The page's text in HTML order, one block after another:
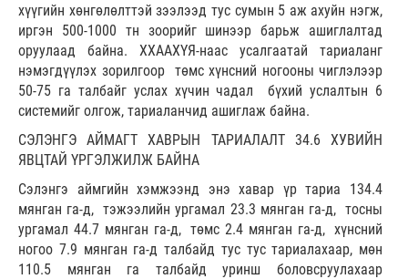
хүүгийн хөнгөлөлттэй зээлээд тус сумын 5 аж ахуйн нэгж,
иргэн 500-1000 тн зоорийг шинээр барьж ашиглалтад
оруулаад байна. ХХААХҮЯ-наас усалгаатай тариаланг
нэмэгдүүлэх зорилгоор төмс хүнсний ногооны чиглэлээр
50-75 га талбайг услах хүчин чадал бүхий услалтын 6
системийг олгож, тариаланчид ашиглаж байна.
СЭЛЭНГЭ АЙМАГТ ХАВРЫН ТАРИАЛАЛТ 34.6 ХУВИЙН
ЯВЦТАЙ ҮРГЭЛЖИЛЖ БАЙНА
Сэлэнгэ аймгийн хэмжээнд энэ хавар үр тариа 134.4
мянган га-д, тэжээлийн ургамал 23.3 мянган га-д, тосны
ургамал 44.7 мянган га-д, төмс 2.4 мянган га-д, хүнсний
ногоо 7.9 мянган га-д талбайд тус тус тариалахаар, мөн
110.5 мянган га талбайд уринш боловсруулахаар